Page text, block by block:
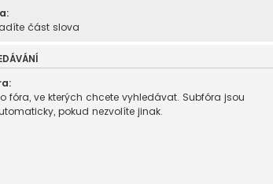
část slova
fóra, ve kterých chcete vyhledávat. Subfóra jsou
pokud nezvolíte jinak.